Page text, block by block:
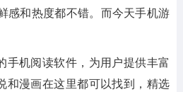
感和热度都不错。而今天手机游
手机阅读软件，为用户提供丰富
和漫画在这里都可以找到，精选